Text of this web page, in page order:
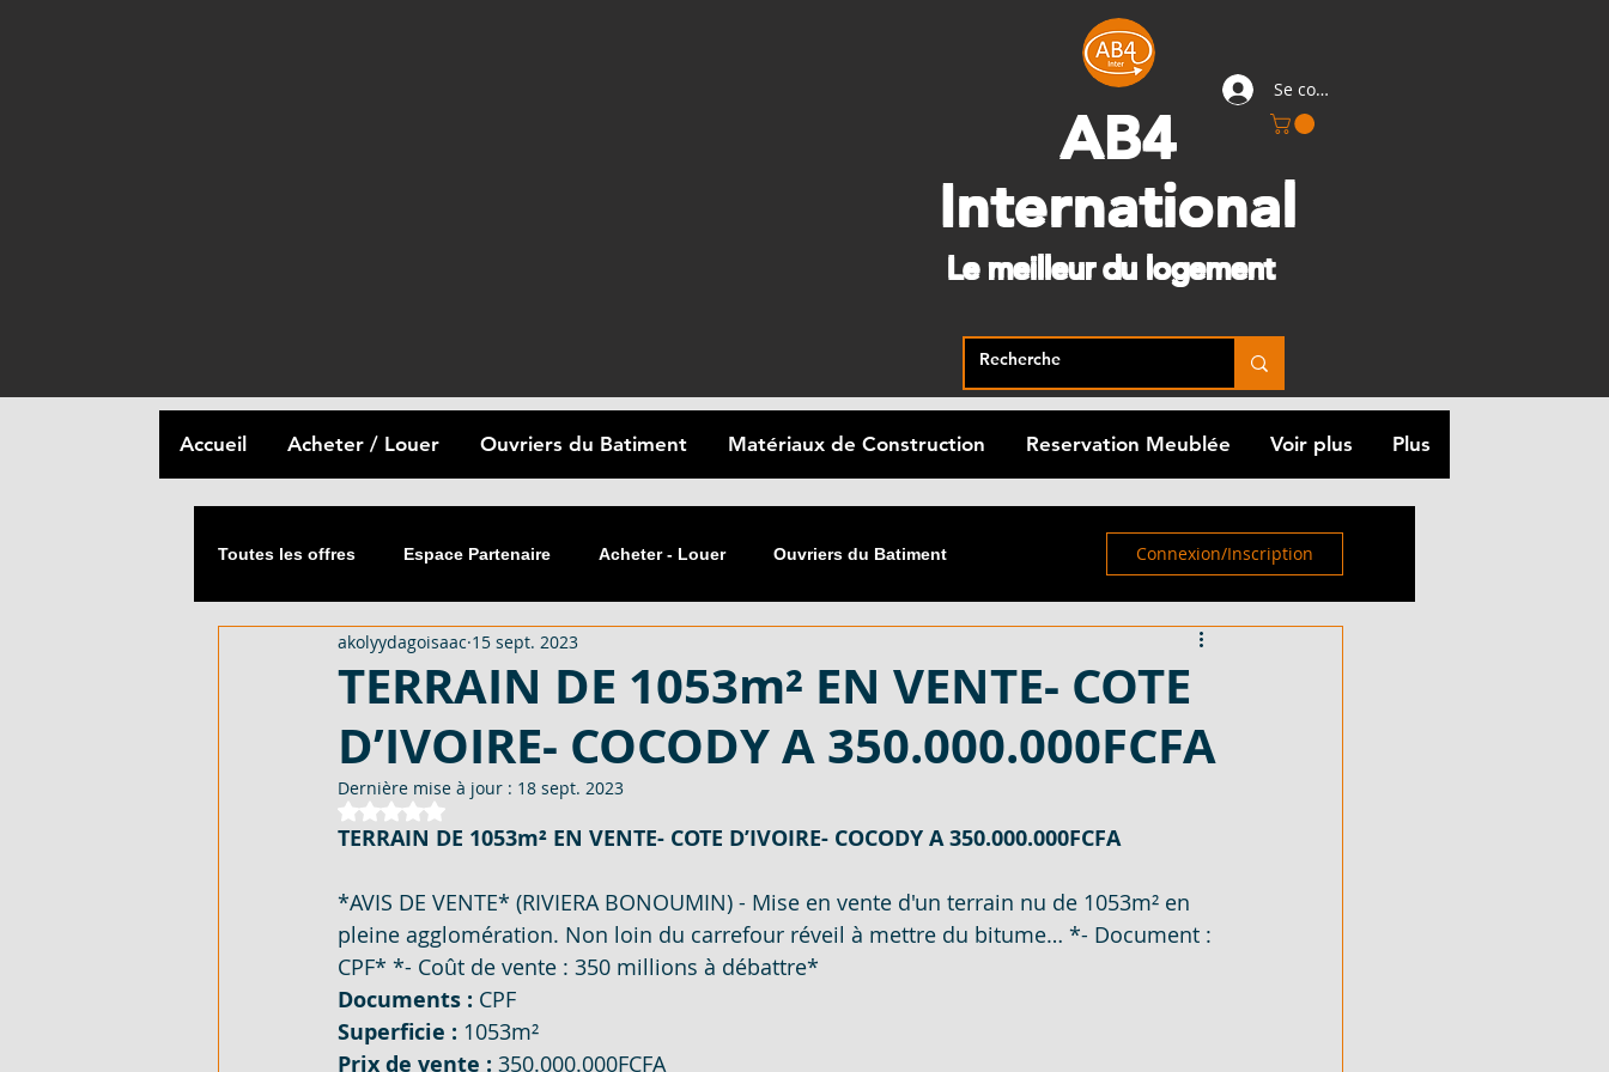
AB4
International
Le meilleur du logement
Se connecter
Accueil Acheter / Louer Ouvriers du Batiment Matériaux de Construction Reservation Meublée Voir plus Plus
Toutes les offres Espace Partenaire Acheter - Louer Ouvriers du Batiment
Matériaux de Construction Réservation Meublée
2054 M² AVEC CPF - EN VENTE - COTE 599 M², 601 M² - EN VENTE - COTE D'
DUPLEX 06 PIECES AVEC ACD - EN VENT 600 M² AVEC ACD - EN VENTE - COTE D
APPARTEMENT 03 PIECES - EN LOCATION MATERIAUX DE CONSTRUCTION - EN VENT
LOTISSEMENT À AKOURÉ 200 HECTARES -
Connexion/Inscription
TERRAIN DE 1053m² EN VENTE- COTE
D’IVOIRE- COCODY A 350.000.000FCFA
akolyydagoisaac 15 sept. 2023
Dernière mise à jour : 18 sept. 2023
Noté NaN étoiles sur 5.
TERRAIN DE 1053m² EN VENTE- COTE D’IVOIRE- COCODY A 350.000.000FCFA
*AVIS DE VENTE* (RIVIERA BONOUMIN) - Mise en vente d'un terrain nu de 1053m² en
pleine agglomération. Non loin du carrefour réveil à mettre du bitume… *- Document :
CPF* *- Coût de vente : 350 millions à débattre*
Documents : CPF
Superficie : 1053m²
Prix de vente : 350.000.000FCFA